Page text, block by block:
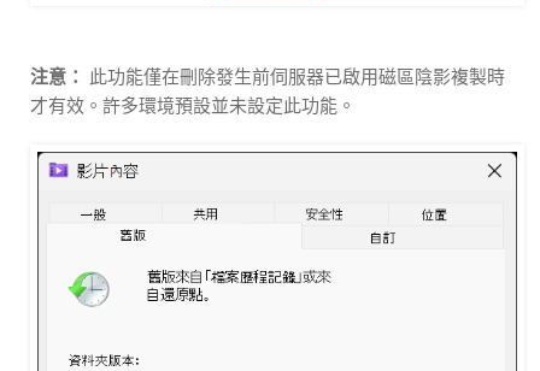
注意：
此功能僅在刪除發生前伺服器已啟用磁區陰影複製時
才有效。許多環境預設並未設定此功能。